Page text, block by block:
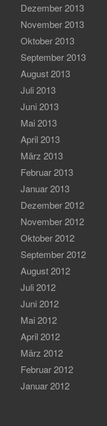
Dezember 2013
November 2013
Oktober 2013
September 2013
August 2013
Juli 2013
Juni 2013
Mai 2013
April 2013
März 2013
Februar 2013
Januar 2013
Dezember 2012
November 2012
Oktober 2012
September 2012
August 2012
Juli 2012
Juni 2012
Mai 2012
April 2012
März 2012
Februar 2012
Januar 2012